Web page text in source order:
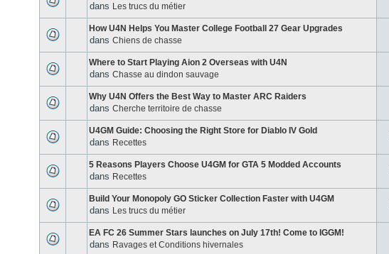
dans Les trucs du métier
How U4N Helps You Master College Football 27 Gear Upgrades
dans Chiens de chasse
Where to Start Playing Aion 2 Overseas with U4N
dans Chasse au dindon sauvage
Why U4N Offers the Best Way to Master ARC Raiders
dans Cherche territoire de chasse
U4GM Guide: Choosing the Right Store for Diablo IV Gold
dans Recettes
5 Reasons Players Choose U4GM for GTA 5 Modded Accounts
dans Recettes
Build Your Monopoly GO Sticker Collection Faster with U4GM
dans Les trucs du métier
EA FC 26 Summer Stars launches on July 17th! Come to IGGM!
dans Ravages et Conditions hivernales